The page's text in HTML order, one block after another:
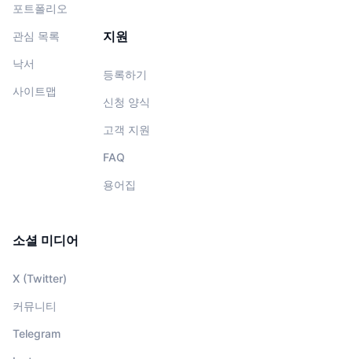
포트폴리오
관심 목록
낙서
사이트맵
지원
등록하기
신청 양식
고객 지원
FAQ
용어집
소셜 미디어
X (Twitter)
커뮤니티
Telegram